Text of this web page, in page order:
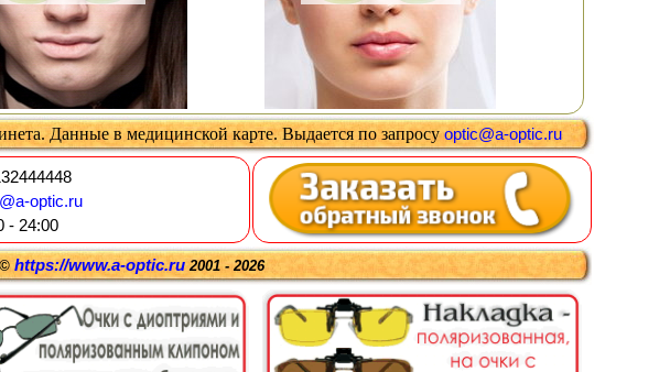
Данные в медицинской карте. Выдается по запросуoptic@a-optic.ru
optic.ru
- 24:00
https://www.a-optic.ru 2001 - 2026